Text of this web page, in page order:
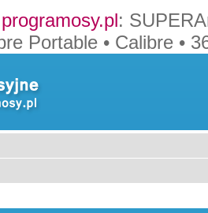
:
Portable • Calibre •